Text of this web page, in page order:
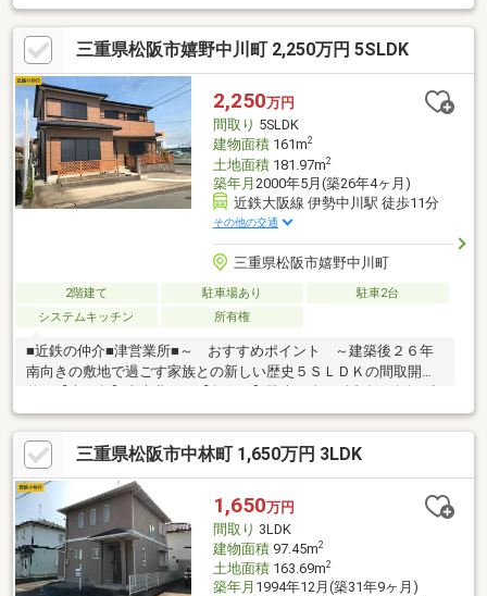
三重県松阪市嬉野中川町 2,250万円 5SLDK
2,250万円
間取り 5SLDK
建物面積161m2
土地面積181.97m2
築年月 2000年5月(築26年4ヶ月)
近鉄大阪線 伊勢中川駅 徒歩11分
その他の交通
三重県松阪市嬉野中川町
2階建て 駐車場あり
駐車2台
システムキッチン
所有権
■近鉄の仲介■津営業所■～ おすすめポイント ～建築後２６年
南向きの敷地で過ごす家族との新しい歴史５ＳＬＤＫの間取開放
営業所■南向きの庭で家族が集う、光と風の邸宅。 築26年、ゆと
りの5SLDKで暮らしの余白を創る。 開放的な南西角・角住戸、彩
光が日常を豊かにする。 駐車2台可、買物・医療が徒歩圏で安心
の生活。 ここで育む休日の朝、帰るたびに感じる誇り。
三重県松阪市中林町 1,650万円 3LDK
1,650万円
間取り 3LDK
建物面積97.45m2
土地面積163.69m2
築年月 1994年12月(築31年9ヶ月)